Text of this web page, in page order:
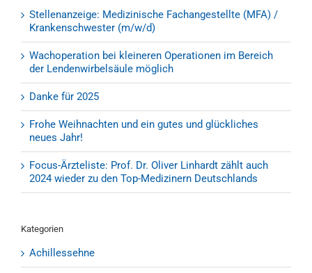
Stellenanzeige: Medizinische Fachangestellte (MFA) /
Krankenschwester (m/w/d)
Wachoperation bei kleineren Operationen im Bereich
der Lendenwirbelsäule möglich
Danke für 2025
Frohe Weihnachten und ein gutes und glückliches
neues Jahr!
Focus-Ärzteliste: Prof. Dr. Oliver Linhardt zählt auch
2024 wieder zu den Top-Medizinern Deutschlands
Kategorien
Achillessehne